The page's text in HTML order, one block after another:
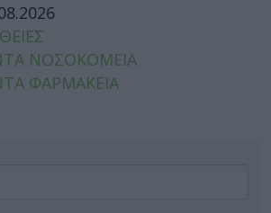
ΝΟΣΟΚΟΜΕΙΑ
ΦΑΡΜΑΚΕΙΑ